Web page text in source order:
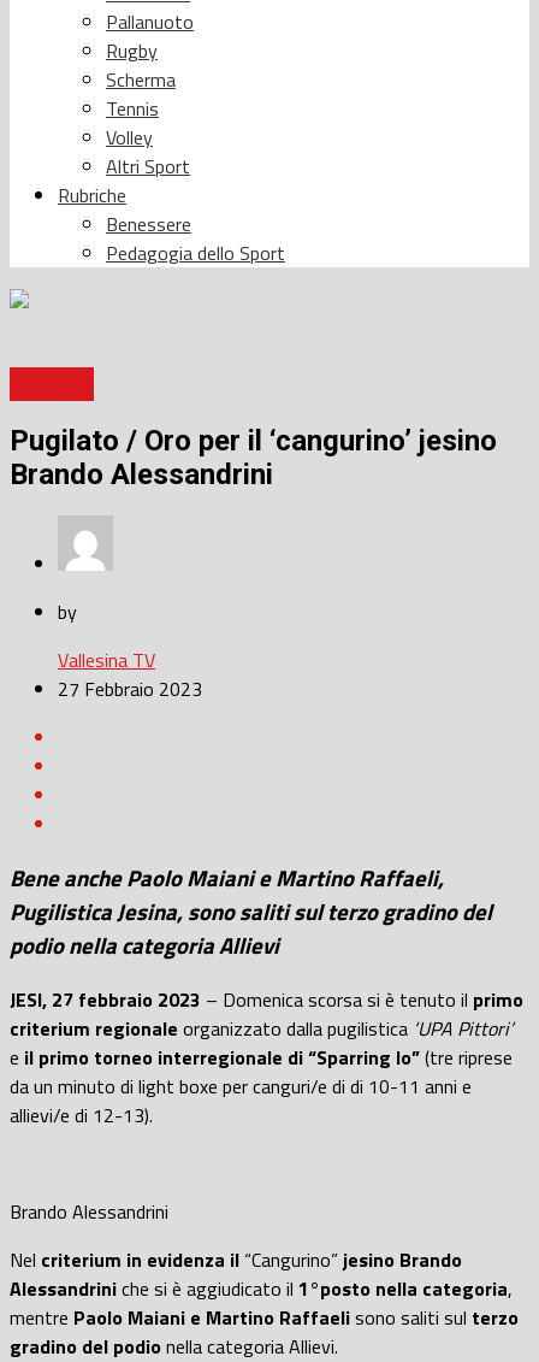
Pallanuoto
Rugby
Scherma
Tennis
Volley
Altri Sport
Rubriche
Benessere
Pedagogia dello Sport
Pugilato / Oro per il ‘cangurino’ jesino
Brando Alessandrini
by
Vallesina TV
27 Febbraio 2023
Bene anchePaolo Maiani e Martino Raffaeli,
Pugilistica Jesina,sono saliti sulterzo gradino del
podionella categoria Allievi
JESI, 27 febbraio 2023 – Domenica scorsa si è tenuto il primo
criterium regionale organizzato dalla pugilistica ‘UPA Pittori’
e il primo torneo interregionale di “Sparring Io”(tre riprese
da un minuto di light boxe per canguri/e di di 10-11 anni e
allievi/e di 12-13).
Brando Alessandrini
Nel criterium in evidenza il “Cangurino” jesino Brando
Alessandriniche si è aggiudicato il 1°posto nella categoria,
mentre Paolo Maiani e Martino Raffaelisono saliti sul terzo
gradino del podionella categoria Allievi.